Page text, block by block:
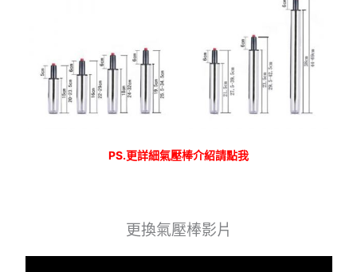
PS.更詳細氣壓棒介紹請點我
更換氣壓棒影片